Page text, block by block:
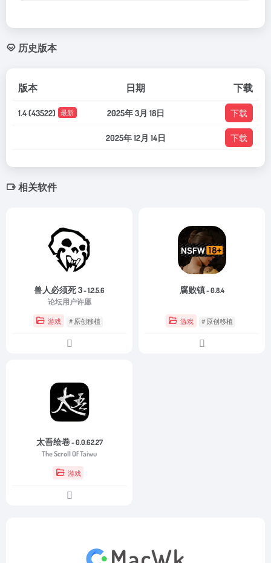
历史版本
版本 日期 下载
1.4 (43522) 最新 2025年 3月 18日 下载
2025年 12月 14日 下载
相关软件
兽人必须死 3- 1.2.5.6
论坛用户许愿
游戏 # 原创移植
腐败镇- 0.8.4
游戏 # 原创移植
太吾绘卷- 0.0.62.27
The Scroll Of Taiwu
游戏